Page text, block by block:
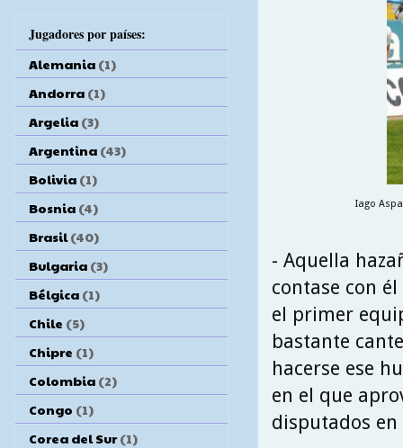
Iago
- Aquella
contase con
el primer
bastante
hacerse ese
en el que
disputados
Jugadores por países:
Alemania (1)
Andorra (1)
Argelia (3)
Argentina (43)
Bolivia (1)
Bosnia (4)
Brasil (40)
Bulgaria (3)
Bélgica (1)
Chile (5)
Chipre (1)
Colombia (2)
Congo (1)
Corea del Sur (1)